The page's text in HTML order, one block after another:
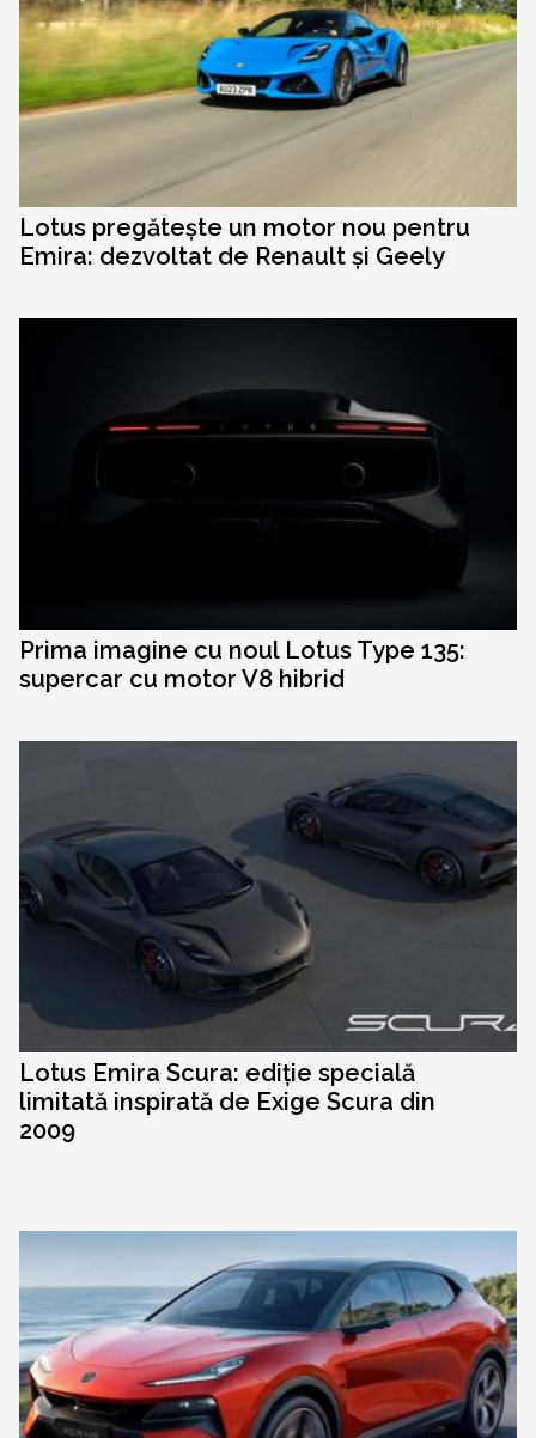
Lotus pregătește un motor nou pentru
Emira: dezvoltat de Renault și Geely
Prima imagine cu noul Lotus Type 135:
supercar cu motor V8 hibrid
Lotus Emira Scura: ediție specială
limitată inspirată de Exige Scura din
2009